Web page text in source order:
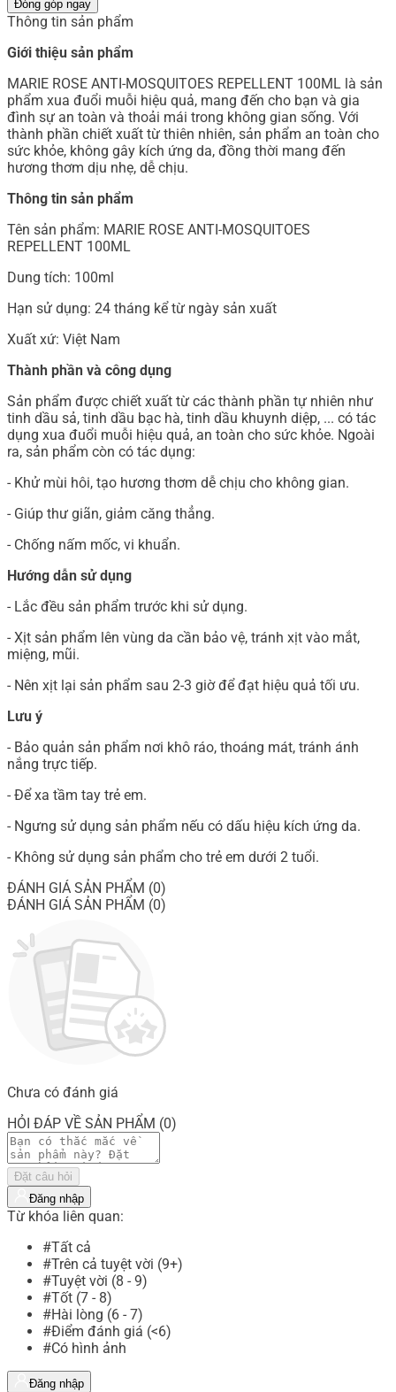
Đóng góp ngay
Thông tin sản phẩm
Giới thiệu sản phẩm
MARIE ROSE ANTI-MOSQUITOES REPELLENT 100ML là sản
phẩm xua đuổi muỗi hiệu quả, mang đến cho bạn và gia
đình sự an toàn và thoải mái trong không gian sống. Với
thành phần chiết xuất từ thiên nhiên, sản phẩm an toàn cho
sức khỏe, không gây kích ứng da, đồng thời mang đến
hương thơm dịu nhẹ, dễ chịu.
Thông tin sản phẩm
Tên sản phẩm: MARIE ROSE ANTI-MOSQUITOES
REPELLENT 100ML
Dung tích: 100ml
Hạn sử dụng: 24 tháng kể từ ngày sản xuất
Xuất xứ: Việt Nam
Thành phần và công dụng
Sản phẩm được chiết xuất từ các thành phần tự nhiên như
tinh dầu sả, tinh dầu bạc hà, tinh dầu khuynh diệp, ... có tác
dụng xua đuổi muỗi hiệu quả, an toàn cho sức khỏe. Ngoài
ra, sản phẩm còn có tác dụng:
- Khử mùi hôi, tạo hương thơm dễ chịu cho không gian.
- Giúp thư giãn, giảm căng thẳng.
- Chống nấm mốc, vi khuẩn.
Hướng dẫn sử dụng
- Lắc đều sản phẩm trước khi sử dụng.
- Xịt sản phẩm lên vùng da cần bảo vệ, tránh xịt vào mắt,
miệng, mũi.
- Nên xịt lại sản phẩm sau 2-3 giờ để đạt hiệu quả tối ưu.
Lưu ý
- Bảo quản sản phẩm nơi khô ráo, thoáng mát, tránh ánh
nắng trực tiếp.
- Để xa tầm tay trẻ em.
- Ngưng sử dụng sản phẩm nếu có dấu hiệu kích ứng da.
- Không sử dụng sản phẩm cho trẻ em dưới 2 tuổi.
ĐÁNH GIÁ SẢN PHẨM (0)
ĐÁNH GIÁ SẢN PHẨM (0)
Chưa có đánh giá
HỎI ĐÁP VỀ SẢN PHẨM (0)
Đặt câu hỏi
Đăng nhập
Từ khóa liên quan:
#Tất cả
#Trên cả tuyệt vời (9+)
#Tuyệt vời (8 - 9)
#Tốt (7 - 8)
#Hài lòng (6 - 7)
#Điểm đánh giá (<6)
#Có hình ảnh
Đăng nhập